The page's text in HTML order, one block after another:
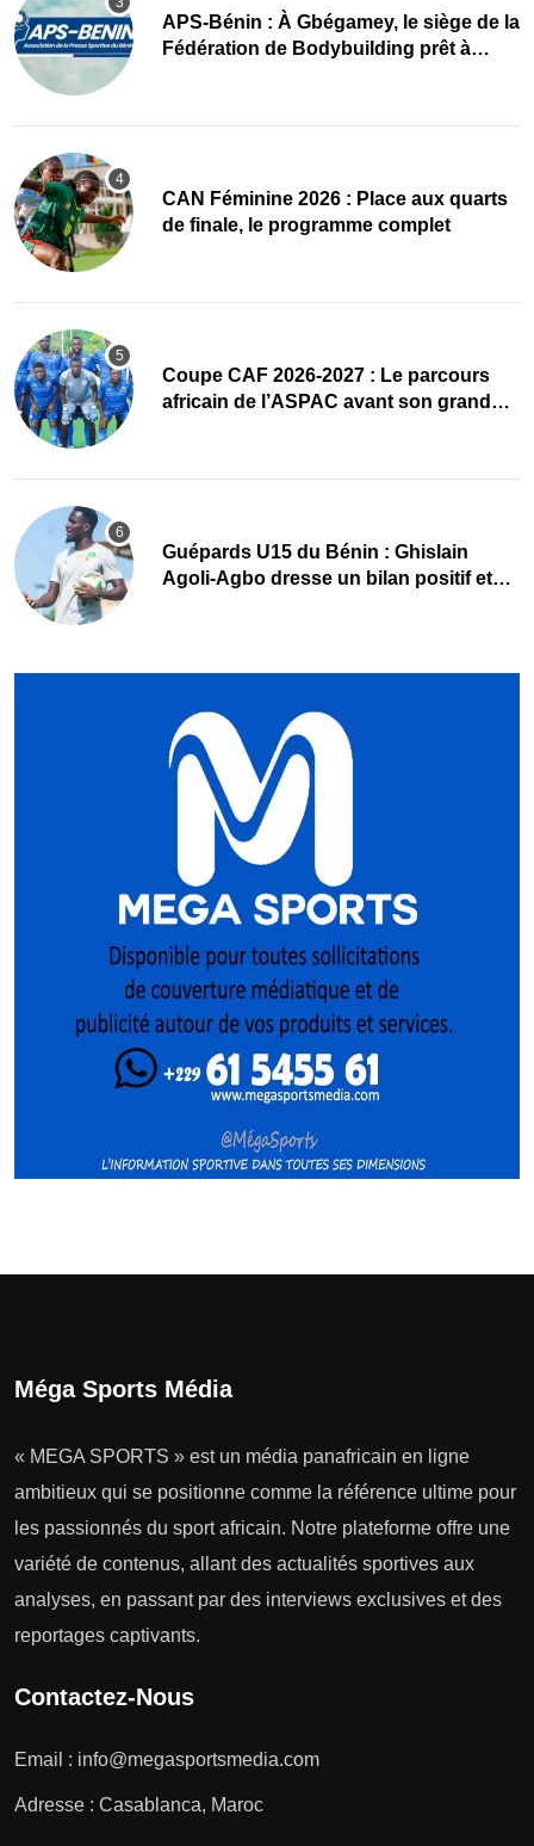
APS-Bénin : À Gbégamey, le siège de la
Fédération de Bodybuilding prêt à
CAN Féminine 2026 : Place aux quarts
de finale, le programme complet
Coupe CAF 2026-2027 : Le parcours
africain de l’ASPAC avant son grand
Guépards U15 du Bénin : Ghislain
Agoli-Agbo dresse un bilan positif et
Méga Sports Média
« MEGA SPORTS » est un média panafricain en ligne
ambitieux qui se positionne comme la référence ultime pour
les passionnés du sport africain. Notre plateforme offre une
variété de contenus, allant des actualités sportives aux
analyses, en passant par des interviews exclusives et des
reportages captivants.
Contactez-Nous
Email : info@megasportsmedia.com
Adresse : Casablanca, Maroc